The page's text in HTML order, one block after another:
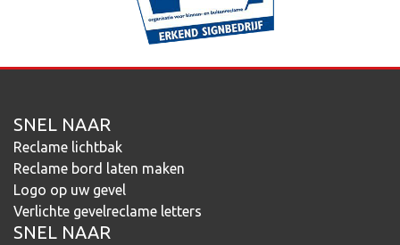
SNEL NAAR
Reclame lichtbak
Reclame bord laten maken
Logo op uw gevel
Verlichte gevelreclame letters
SNEL NAAR